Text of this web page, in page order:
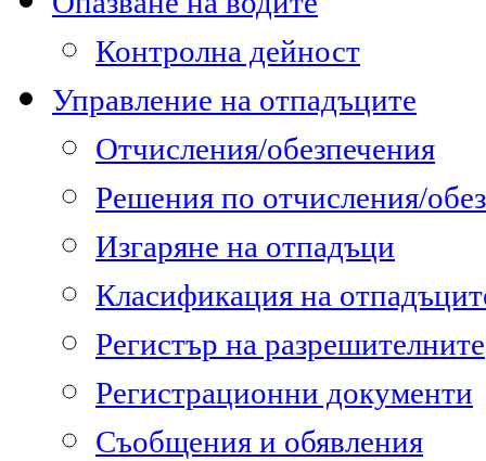
Контролна дейност
Управление на отпадъците
Отчисления/обезпечения
Решения по отчисления/
Изгаряне на отпадъци
Класификация на
Регистър на разрешителните
Регистрационни документи
Съобщения и обявления